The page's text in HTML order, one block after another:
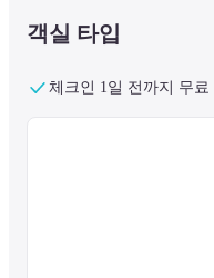
함께 현지 및 세계 각국의
와 함께 다양한 요리를 제
객실 타입
체크인 1일 전까지 무료